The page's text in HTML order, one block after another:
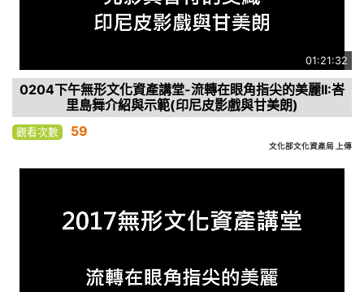
01:21:32
0204下午無形文化資產講堂-流轉在眼角指尖的美麗II:峇
里島舞介紹與示範(印尼皮影戲與甘美朗)
觀看次數 59
文化部文化資產局 上傳